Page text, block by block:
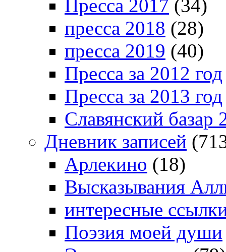
Пресса 2017 (34)
пресса 2018 (28)
пресса 2019 (40)
Пресса за 2012 год
Пресса за 2013 год
Славянский базар
Дневник записей
Арлекино (18)
Высказывания
интересные
Поэзия моей души